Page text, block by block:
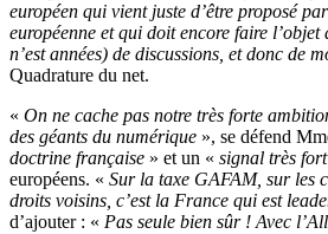
européen qui vient juste d’être proposé
européenne et qui doit encore faire l’objet
n’est années) de discussions, et donc de
Quadrature du net.
« On ne cache pas notre très forte
des géants du numérique », se défend
doctrine française » et un « signal très fort
européens. « Sur la taxe GAFAM, sur les
droits voisins, c’est la France qui est
d’ajouter : « Pas seule bien sûr ! Avec